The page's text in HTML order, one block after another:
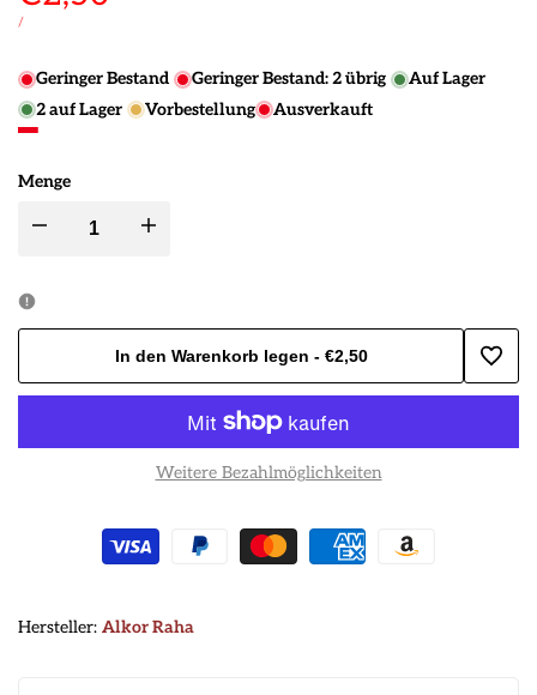
STÜCKPREIS
/PRO
Geringer Bestand Geringer Bestand:2übrig
Auf Lager
2auf Lager Vorbestellung Ausverkauft
Menge
Menge
Paprika
kalt
Menge
Paprika
kalt
scharf)
In den Warenkorb legen - €2,50
Zur
Weitere Bezahlmöglichkeiten
Hersteller: Hersteller:
Alkor Raha